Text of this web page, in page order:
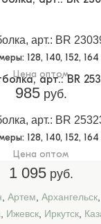
арт.: BR
: 128, 140, 152, 164
Цена оптом
985руб.
арт.: BR
: 128, 140, 152, 164
Цена оптом
1 095руб.
Артем Архангельск
Ижевск Иркутск